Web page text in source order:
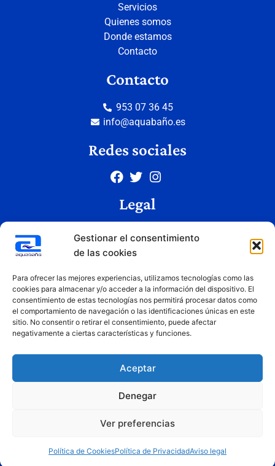
Gestionar el consentimiento
de las cookies
Para ofrecer las mejores experiencias, utilizamos tecnologías como las
cookies para almacenar y/o acceder a la información del dispositivo. El
consentimiento de estas tecnologías nos permitirá procesar datos como
el comportamiento de navegación o las identificaciones únicas en este
sitio. No consentir o retirar el consentimiento, puede afectar
negativamente a ciertas características y funciones.
Aceptar
Denegar
Ver preferencias
Política de CookiesPolítica de PrivacidadAviso legal
Servicios
Quienes somos
Donde estamos
Contacto
Contacto
953 07 36 45
info@aquabaño.es
Redes sociales
Legal
Política de privacidad
Condiciones de uso
Copyright © 2026 Aquabaño | Todos los derechos reservados
Diseñado porInnovation Studio
Financiado por la Unión Europea – NextGenerationEU. Sin embargo, los puntos de vista y las
la Unión Europea o la Comisión Europea. Ni la Unión Europea ni la Comisión Europea pueden ser